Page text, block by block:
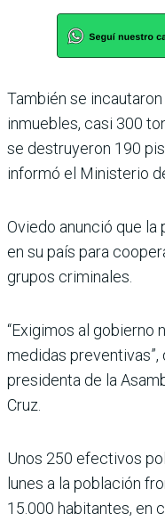
También se
inmuebles, casi 300
se destruyeron 190
informó el Ministerio
Oviedo anunció que la
en su país para
grupos criminales.
“Exigimos al gobierno
medidas preventivas”,
presidenta de la
Cruz.
Unos 250 efectivos
lunes a la población
15.000 habitantes, en